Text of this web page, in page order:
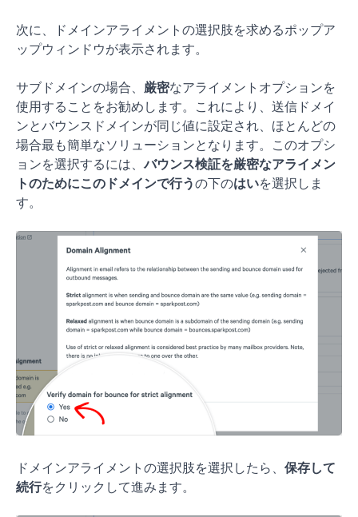
次に、ドメインアライメントの選択肢を求めるポップア
ップウィンドウが表示されます。
サブドメインの場合、 厳密なアライメントオプションを
使用することをお勧めします。これにより、送信ドメイ
ンとバウンスドメインが同じ値に設定され、ほとんどの
場合最も簡単なソリューションとなります。このオプシ
ョンを選択するには、バウンス検証を厳密なアライメン
トのためにこのドメインで行うの下のはいを選択しま
す。
ドメインアライメントの選択肢を選択したら、 保存して
続行をクリックして進みます。